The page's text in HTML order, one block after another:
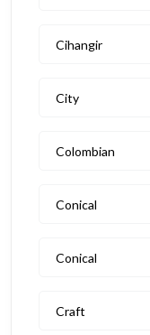
Cihangir
City
Colombian
Conical
Conical
Craft